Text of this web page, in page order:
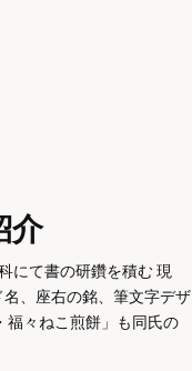
介
にて書の研鑽を積む現
、座右の銘、筆文字デザ
福々ねこ煎餅」も同氏の